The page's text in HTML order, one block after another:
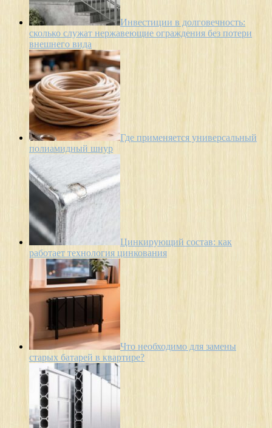
Инвестиции в долговечность:
сколько служат нержавеющие ограждения без потери
внешнего вида
Где применяется универсальный
полиамидный шнур
Цинкирующий состав: как
работает технология цинкования
Что необходимо для замены
старых батарей в квартире?